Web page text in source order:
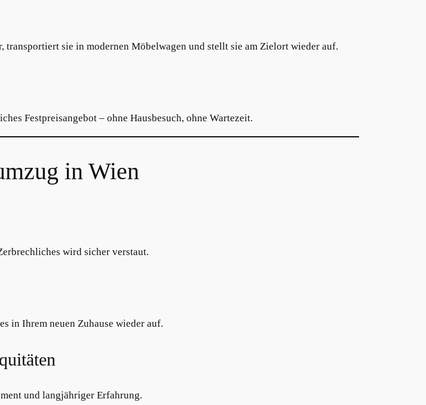
sie in modernen Möbelwagen und stellt sie am Zielort wieder auf.
Festpreisangebot – ohne Hausbesuch, ohne Wartezeit.
in Wien
wird sicher verstaut.
in Ihrem neuen Zuhause wieder auf.
und langjähriger Erfahrung.